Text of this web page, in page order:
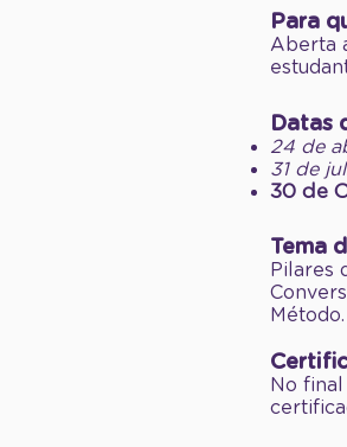
Para
Aberta
Datas
24 de
31 de
30 de
Tema
Pilares
Método.
No